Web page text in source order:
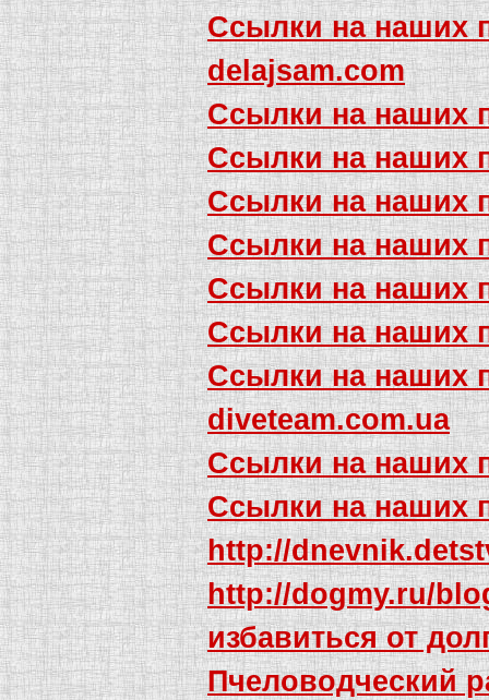
Ссылки на наших
delajsam.com
Ссылки на наших
Ссылки на наших
Ссылки на наших
Ссылки на наших
Ссылки на наших
Ссылки на наших
Ссылки на наших
diveteam.com.ua
Ссылки на наших
Ссылки на наших
http://
http://dogmy.ru/
избавиться от
Пчеловодческий